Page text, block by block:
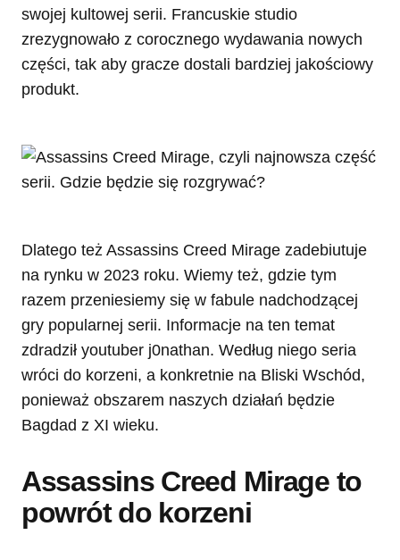
swojej kultowej serii. Francuskie studio
zrezygnowało z corocznego wydawania nowych
części, tak aby gracze dostali bardziej jakościowy
produkt.
Dlatego też Assassins Creed Mirage zadebiutuje
na rynku w 2023 roku. Wiemy też, gdzie tym
razem przeniesiemy się w fabule nadchodzącej
gry popularnej serii. Informacje na ten temat
zdradził youtuber j0nathan. Według niego seria
wróci do korzeni, a konkretnie na Bliski Wschód,
ponieważ obszarem naszych działań będzie
Bagdad z XI wieku.
Assassins Creed Mirage to
powrót do korzeni